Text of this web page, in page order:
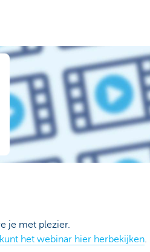
je met plezier.
het webinar hier herbekijken.